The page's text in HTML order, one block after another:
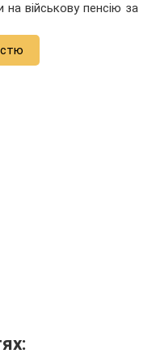
військову пенсію за